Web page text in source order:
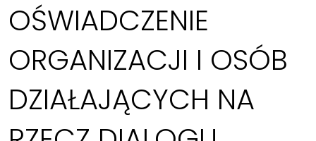
OŚWIADCZENIE
ORGANIZACJI I OSÓB
DZIAŁAJĄCYCH NA